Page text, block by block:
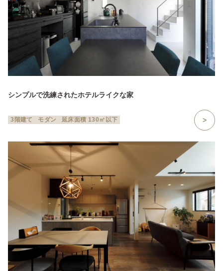
シンプルで洗練されたホテルライクな家
3階建て モダン 延床面積 130㎡以下